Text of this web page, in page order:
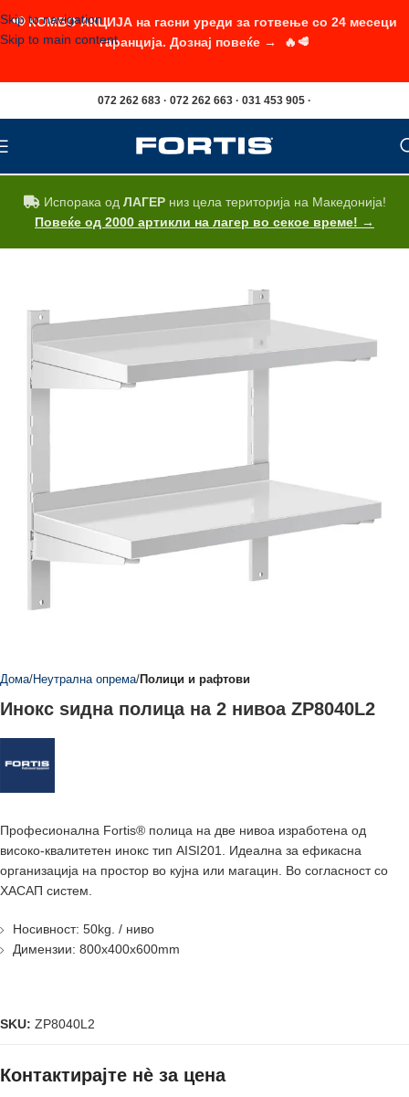
Skip to navigation
Skip to main content
072 262 683 · 072 262 663 · 031 453 905 ·
Испорака од ЛАГЕРниз цела територија на Македонија!
Повеќе од 2000 артикли на лагер во секое време! →
Дома Неутрална опрема Полици и рафтови
Инокс ѕидна полица на 2 нивоа ZP8040L2
Професионалнa Fortis® полица на две нивоа изработена од
високо-квалитетен инокс тип AISI201. Идеалнa за ефикасна
организација на простор во кујна или магацин. Во согласност со
ХАСАП систем.
Носивност: 50kg. / ниво
Димензии: 800x400x600mm
SKU: ZP8040L2
Контактирајте нè за цена
📢 КОМБО АКЦИЈА на гасни уреди за готвење со 24 месеци
гаранција. Дознај повеќе → 🔥🥩